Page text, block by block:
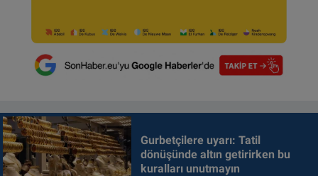
Gurbetçilere uyarı: Tatil
dönüşünde altın getirirken bu
kuralları unutmayın